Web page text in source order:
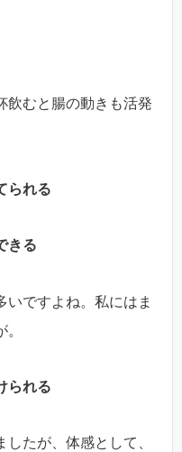
飲むと腸の動きも活発
られる
きる
いですよね。私にはま
られる
たが、体感として、